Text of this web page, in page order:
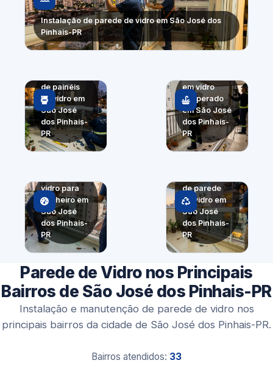
Instalação de parede de vidro em São José dos
Pinhais-PR
de painéis
de vidro em
São José
dos Pinhais-
PR
em vidro
temperado
em São José
dos Pinhais-
PR
vidro para
banheiro em
São José
dos Pinhais-
PR
de parede
de vidro em
São José
dos Pinhais-
PR
Parede de Vidro nos Principais
Bairros de São José dos Pinhais-PR
Instalação e manutenção de parede de vidro nos
principais bairros da cidade de São José dos Pinhais-PR.
Bairros atendidos: 33